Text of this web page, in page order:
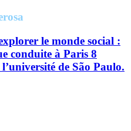
le monde social :
conduite à Paris 8
de São Paulo.